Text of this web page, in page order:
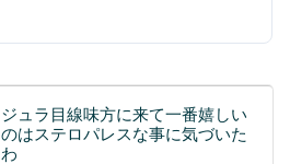
ジュラ目線味方に来て一番嬉しい
のはステロパレスな事に気づいた
わ